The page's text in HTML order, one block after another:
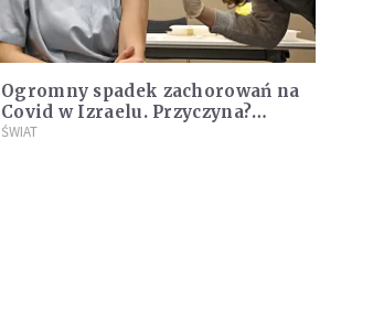
Ogromny spadek zachorowań na
Covid w Izraelu. Przyczyna?
Szczepionka Pfizera
ŚWIAT